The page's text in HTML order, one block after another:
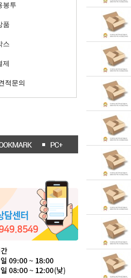
봉투
품
스
제
적문의